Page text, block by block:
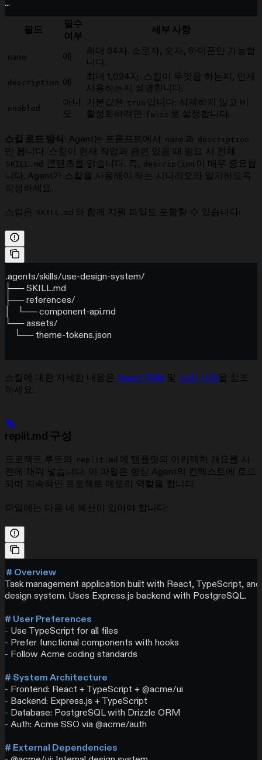
...
필드
필수
여부
세부 사항
name 예
최대 64자. 소문자, 숫자, 하이픈만 가능합
니다.
description 예
최대 1,024자. 스킬이 무엇을 하는지, 언제
사용하는지 설명합니다.
enabled
아니
오
기본값은 true 입니다. 삭제하지 않고 비
활성화하려면
false 로 설정합니다.
스킬 로드 방식 : Agent는 프롬프트에서 name 과 description
만 봅니다. 스킬이 현재 작업과 관련 있을 때 필요 시 전체
SKILL.md 콘텐츠를 읽습니다. 즉, description 이 매우 중요합
니다. Agent가 스킬을 사용해야 하는 시나리오와 일치하도록
작성하세요.
스킬은 SKILL.md 와 함께 지원 파일도 포함할 수 있습니다:
.agents/skills/use-design-system/
├── SKILL.md
├── references/
│   └── component-api.md
└── assets/
    └── theme-tokens.json
스킬에 대한 자세한 내용은 Agent Skills 및 스킬 사용 을 참조
하세요.
replit.md 구성
프로젝트 루트의 replit.md 에 템플릿의 아키텍처 개요를 사
전에 채워 넣습니다. 이 파일은 항상 Agent의 컨텍스트에 로드
되며 지속적인 프로젝트 메모리 역할을 합니다.
파일에는 다음 네 섹션이 있어야 합니다:
# Overview
Task management application built with React, TypeScript,
design system. Uses Express.js backend with PostgreSQL.
# User Preferences
- Use TypeScript for all files
- Prefer functional components with hooks
- Follow Acme coding standards
# System Architecture
- Frontend: React + TypeScript + @acme/ui
- Backend: Express.js + TypeScript
- Database: PostgreSQL with Drizzle ORM
- Auth: Acme SSO via @acme/auth
# External Dependencies